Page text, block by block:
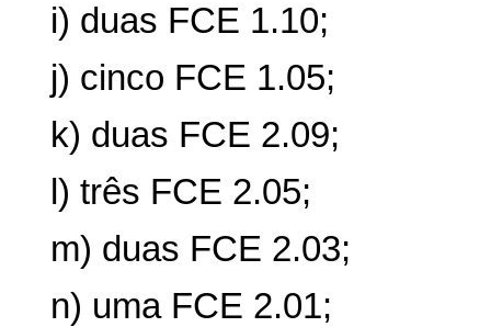
i) duas FCE 1.10;
j) cinco FCE 1.05;
k) duas FCE 2.09;
l) três FCE 2.05;
m) duas FCE 2.03;
n) uma FCE 2.01;